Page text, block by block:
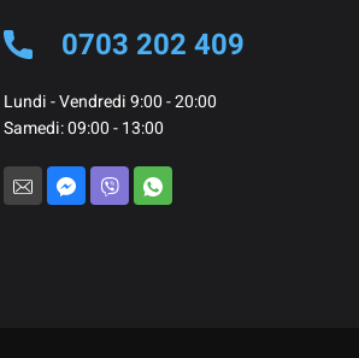
0703 202 409
Lundi - Vendredi 9:00 - 20:00
Samedi: 09:00 - 13:00